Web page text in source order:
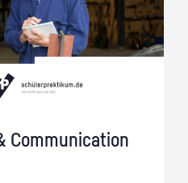
Com­mu­ni­ca­ti­on